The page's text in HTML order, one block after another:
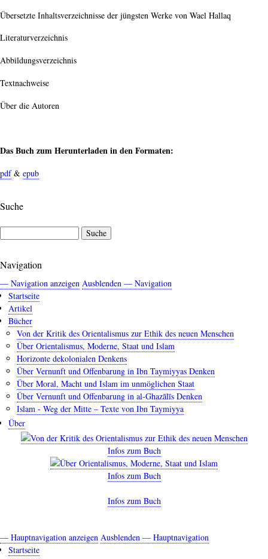
Übersetzte Inhaltsverzeichnisse der jüngsten Werke von Wael Hallaq
Literaturverzeichnis
Abbildungsverzeichnis
Textnachweise
Über die Autoren
Das Buch zum Herunterladen in den Formaten:
pdf& epub
Suche
Navigation
— Navigation anzeigen Ausblenden — Navigation
Startseite
Artikel
Bücher
Von der Kritik des Orientalismus zur Ethik des neuen Menschen
Über Orientalismus, Moderne, Staat und Islam
Horizonte dekolonialen Denkens
Über Vernunft und Offenbarung in Ibn Taymiyyas Denken
Über Moral, Macht und Islam im unmöglichen Staat
Über Vernunft und Offenbarung in al-Ghazālīs Denken
Islam - Weg der Mitte – Texte von Ibn Taymiyya
Über
Infos zum Buch
Infos zum Buch
Infos zum Buch
Hauptnavigation
— Hauptnavigation anzeigen Ausblenden — Hauptnavigation
Startseite